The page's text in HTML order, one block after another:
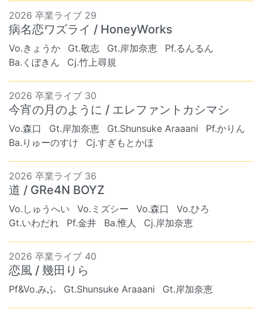
2026 卒業ライブ 29
病名恋ワズライ / HoneyWorks
Vo.きょうか Gt.敬志 Gt.岸加奈恵
Pf.るんるん
Ba.くぼきん
Cj.竹上尋規
2026 卒業ライブ 30
今宵の月のように / エレファントカシマシ
Vo.森口 Gt.岸加奈恵 Gt.Shunsuke Araaani
Pf.かりん
Ba.りゅーのすけ
Cj.すぎもとかほ
2026 卒業ライブ 36
道 / GRe4N BOYZ
Vo.しゅうへい Vo.ミズシー Vo.森口
Vo.ひろ
Gt.いわだれ
Pf.金井 Ba.惟人 Cj.岸加奈恵
2026 卒業ライブ 40
恋風 / 幾田りら
Pf&Vo.みふ Gt.Shunsuke Araaani Gt.岸加奈恵